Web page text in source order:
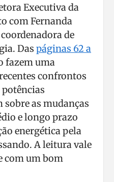
Executiva da
com Fernanda
de
Das páginas 62 a
fazem uma
confrontos
sobre as mudanças
e longo prazo
energética pela
A leitura vale
com um bom